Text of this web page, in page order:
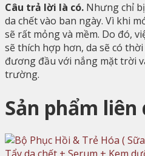
Câu trả lời là có. Nhưng chỉ
da chết vào ban ngày. Vì khi
sẽ rất mỏng và mềm. Do đó,
sẽ thích hợp hơn, da sẽ có
đương đầu với nắng mặt trời
trường.
Sản phẩm liên